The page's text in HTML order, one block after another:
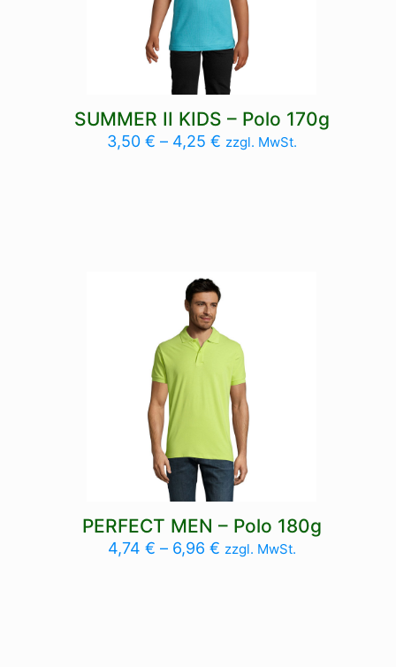
SUMMER II KIDS – Polo 170g
3,50 € – 4,25 € zzgl. MwSt.
PERFECT MEN – Polo 180g
4,74 € – 6,96 € zzgl. MwSt.